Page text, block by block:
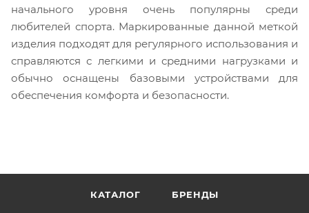
начального уровня очень популярны среди
любителей спорта. Маркированные данной меткой
изделия подходят для регулярного использования и
справляются с легкими и средними нагрузками и
обычно оснащены базовыми устройствами для
обеспечения комфорта и безопасности.
КАТАЛОГ БРЕНДЫ